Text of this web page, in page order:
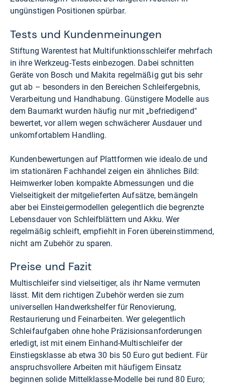
ungünstigen Positionen spürbar.
Tests und Kundenmeinungen
Stiftung Warentest hat Multifunktionsschleifer mehrfach
in ihre Werkzeug-Tests einbezogen. Dabei schnitten
Geräte von Bosch und Makita regelmäßig gut bis sehr
gut ab – besonders in den Bereichen Schleifergebnis,
Verarbeitung und Handhabung. Günstigere Modelle aus
dem Baumarkt wurden häufig nur mit „befriedigend"
bewertet, vor allem wegen schwächerer Ausdauer und
unkomfortablem Handling.
Kundenbewertungen auf Plattformen wie idealo.de und
im stationären Fachhandel zeigen ein ähnliches Bild:
Heimwerker loben kompakte Abmessungen und die
Vielseitigkeit der mitgelieferten Aufsätze, bemängeln
aber bei Einsteigermodellen gelegentlich die begrenzte
Lebensdauer von Schleifblättern und Akku. Wer
regelmäßig schleift, empfiehlt in Foren übereinstimmend,
nicht am Zubehör zu sparen.
Preise und Fazit
Multischleifer sind vielseitiger, als ihr Name vermuten
lässt. Mit dem richtigen Zubehör werden sie zum
universellen Handwerkshelfer für Renovierung,
Restaurierung und Feinarbeiten. Wer gelegentlich
Schleifaufgaben ohne hohe Präzisionsanforderungen
erledigt, ist mit einem Einhand-Multischleifer der
Einstiegsklasse ab etwa 30 bis 50 Euro gut bedient. Für
anspruchsvollere Arbeiten mit häufigem Einsatz
beginnen solide Mittelklasse-Modelle bei rund 80 Euro;